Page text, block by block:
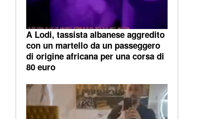
A Lodi, tassista albanese aggredito
con un martello da un passeggero
di origine africana per una corsa di
80 euro